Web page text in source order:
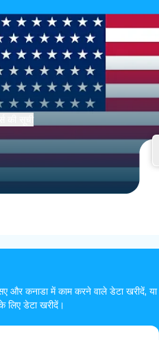
और कनाडा में काम करने वाले डेटा खरीदें, या
लिए डेटा खरीदें।